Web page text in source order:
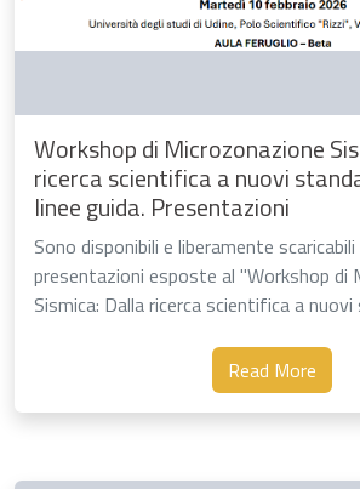
Workshop di Microzonazione
ricerca scientifica a nuovi
linee guida. Presentazioni
Sono disponibili e liberamente
presentazioni esposte al "Workshop di
Sismica: Dalla ricerca scientifica a
Read More